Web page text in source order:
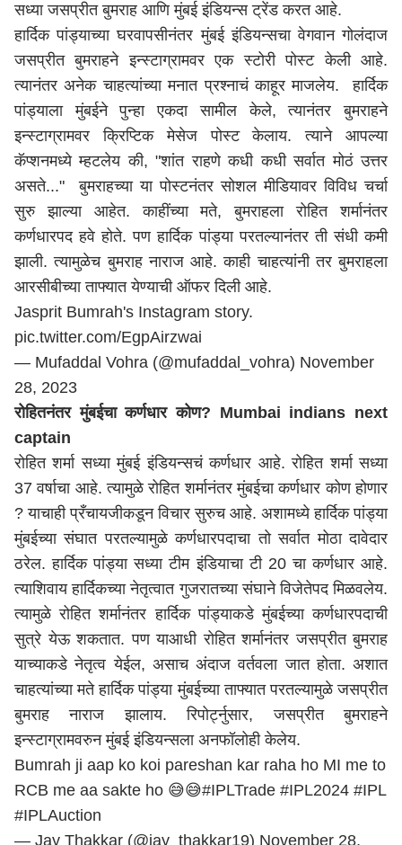
सध्या जसप्रीत बुमराह आणि मुंबई इंडियन्स ट्रेंड करत आहे.
हार्दिक पांड्याच्या घरवापसीनंतर मुंबई इंडियन्सचा वेगवान गोलंदाज
जसप्रीत बुमराहने इन्स्टाग्रामवर एक स्टोरी पोस्ट केली आहे.
त्यानंतर अनेक चाहत्यांच्या मनात प्रश्नाचं काहूर माजलेय. हार्दिक
पांड्याला मुंबईने पुन्हा एकदा सामील केले, त्यानंतर बुमराहने
इन्स्टाग्रामवर क्रिप्टिक मेसेज पोस्ट केलाय. त्याने आपल्या
कॅप्शनमध्ये म्हटलेय की, "शांत राहणे कधी कधी सर्वात मोठं उत्तर
असते..." बुमराहच्या या पोस्टनंतर सोशल मीडियावर विविध चर्चा
सुरु झाल्या आहेत. काहींच्या मते, बुमराहला रोहित शर्मानंतर
कर्णधारपद हवे होते. पण हार्दिक पांड्या परतल्यानंतर ती संधी कमी
झाली. त्यामुळेच बुमराह नाराज आहे. काही चाहत्यांनी तर बुमराहला
आरसीबीच्या ताफ्यात येण्याची ऑफर दिली आहे.
Jasprit Bumrah's Instagram story.
pic.twitter.com/EgpAirzwai
— Mufaddal Vohra (@mufaddal_vohra) November
28, 2023
रोहितनंतर मुंबईचा कर्णधार कोण? Mumbai indians next
captain
रोहित शर्मा सध्या मुंबई इंडियन्सचं कर्णधार आहे. रोहित शर्मा सध्या
37 वर्षाचा आहे. त्यामुळे रोहित शर्मानंतर मुंबईचा कर्णधार कोण होणार
? याचाही प्रँचायजीकडून विचार सुरुच आहे. अशामध्ये हार्दिक पांड्या
मुंबईच्या संघात परतल्यामुळे कर्णधारपदाचा तो सर्वात मोठा दावेदार
ठरेल. हार्दिक पांड्या सध्या टीम इंडियाचा टी 20 चा कर्णधार आहे.
त्याशिवाय हार्दिकच्या नेतृत्वात गुजरातच्या संघाने विजेतेपद मिळवलेय.
त्यामुळे रोहित शर्मानंतर हार्दिक पांड्याकडे मुंबईच्या कर्णधारपदाची
सुत्रे येऊ शकतात. पण याआधी रोहित शर्मानंतर जसप्रीत बुमराह
याच्याकडे नेतृत्व येईल, असाच अंदाज वर्तवला जात होता. अशात
चाहत्यांच्या मते हार्दिक पांड्या मुंबईच्या ताफ्यात परतल्यामुळे जसप्रीत
बुमराह नाराज झालाय. रिपोर्ट्नुसार, जसप्रीत बुमराहने
इन्स्टाग्रामवरुनमुंबईइंडियन्सला अनफॉलोही केलेय.
Bumrah ji aap ko koi pareshan kar raha ho MI me to
RCB me aa sakte ho 😅😅#IPLTrade #IPL2024 #IPL
#IPLAuction
— Jay Thakkar (@jay_thakkar19) November 28,